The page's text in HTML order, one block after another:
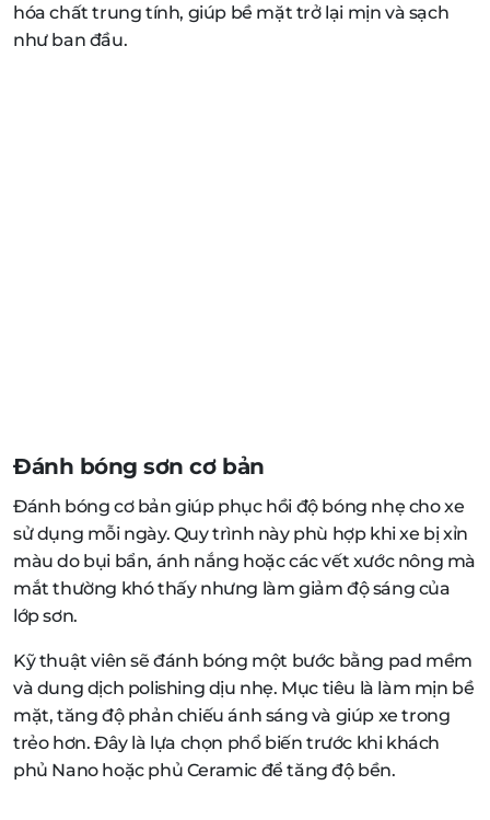
hóa chất trung tính, giúp bề mặt trở lại mịn và sạch
như ban đầu.
Đánh bóng sơn cơ bản
Đánh bóng cơ bản giúp phục hồi độ bóng nhẹ cho xe
sử dụng mỗi ngày. Quy trình này phù hợp khi xe bị xỉn
màu do bụi bẩn, ánh nắng hoặc các vết xước nông mà
mắt thường khó thấy nhưng làm giảm độ sáng của
lớp sơn.
Kỹ thuật viên sẽ đánh bóng một bước bằng pad mềm
và dung dịch polishing dịu nhẹ. Mục tiêu là làm mịn bề
mặt, tăng độ phản chiếu ánh sáng và giúp xe trong
trẻo hơn. Đây là lựa chọn phổ biến trước khi khách
phủ Nano hoặc phủ Ceramic để tăng độ bền.